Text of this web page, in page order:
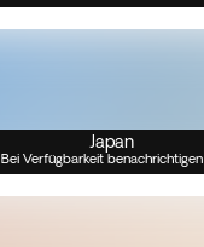
Japan
Bei Verfügbarkeit benachrichtigen